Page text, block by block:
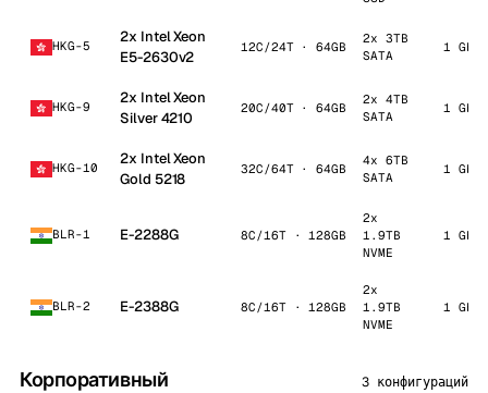
HKG-5
2x Intel Xeon
E5-2630v2
12C/24T · 64GB
2x 3TB
SATA
1
HKG-9
2x Intel Xeon
Silver 4210
20C/40T · 64GB
2x 4TB
SATA
1
HKG-10
2x Intel Xeon
Gold 5218
32C/64T · 64GB
4x 6TB
SATA
1
BLR-1 E-2288G 8C/16T · 128GB
2x
1.9TB
NVME
1
BLR-2 E-2388G 8C/16T · 128GB
2x
1.9TB
NVME
1
Корпоративный 3 конфигураций